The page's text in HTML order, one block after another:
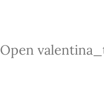
Open